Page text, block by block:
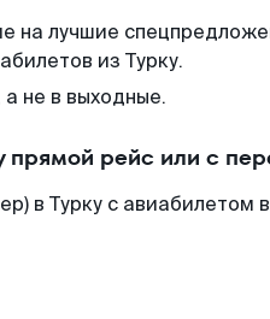
на лучшие
из Турку.
не в выходные.
прямой рейс или с
в Турку с авиабилетом